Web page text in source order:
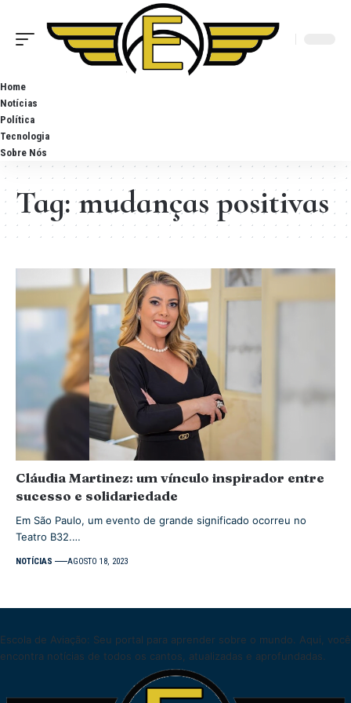
Home
Notícias
Política
Tecnologia
Sobre Nós
Tag:mudanças positivas
Cláudia Martinez: um vínculo inspirador entre
sucesso e solidariedade
Em São Paulo, um evento de grande significado ocorreu no
Teatro B32.…
NOTÍCIAS AGOSTO 18, 2023
Escola de Aviação: Seu portal para aprender sobre o mundo. Aqui, você
encontra notícias de todos os cantos, atualizadas e aprofundadas.